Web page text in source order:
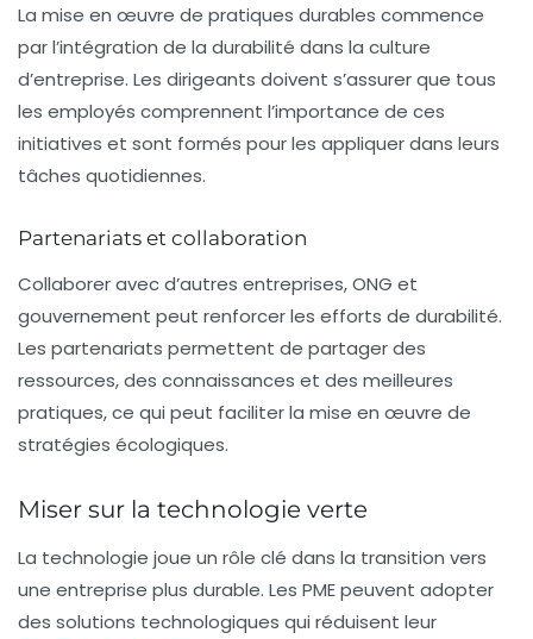
La mise en œuvre de pratiques durables commence
par l’intégration de la durabilité dans la culture
d’entreprise. Les dirigeants doivent s’assurer que tous
les employés comprennent l’importance de ces
initiatives et sont formés pour les appliquer dans leurs
tâches quotidiennes.
Partenariats et collaboration
Collaborer avec d’autres entreprises, ONG et
gouvernement peut renforcer les efforts de durabilité.
Les partenariats permettent de partager des
ressources, des connaissances et des meilleures
pratiques, ce qui peut faciliter la mise en œuvre de
stratégies écologiques.
Miser sur la technologie verte
La technologie joue un rôle clé dans la transition vers
une entreprise plus durable. Les PME peuvent adopter
des solutions technologiques qui réduisent leur